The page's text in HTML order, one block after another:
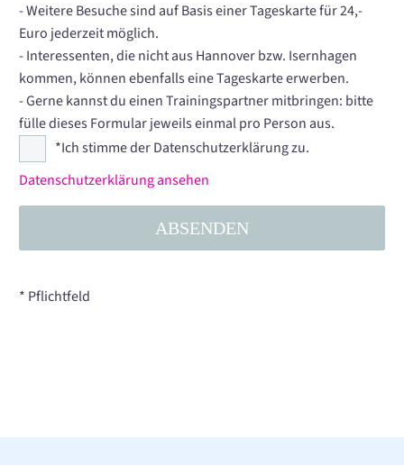
- Weitere Besuche sind auf Basis einer Tageskarte für 24,-
Euro jederzeit möglich.
- Interessenten, die nicht aus Hannover bzw. Isernhagen
kommen, können ebenfalls eine Tageskarte erwerben.
- Gerne kannst du einen Trainingspartner mitbringen: bitte
fülle dieses Formular jeweils einmal pro Person aus.
*Ich stimme der Datenschutzerklärung zu.
Datenschutzerklärung ansehen
* Pflichtfeld